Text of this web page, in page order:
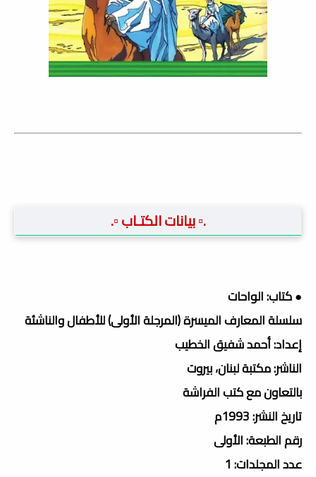
.▫️ بيانات الكتـاب ▫️.
● كتاب: الواحات
سلسلة المعارف الميسرة (المرجلة الأولى) للأطفال والناشئة
إعداد: أحمد شفيق الخطيب
الناشر: مكتبة لبنان، بيروت
بالتعاون مع كتب الفراشة
تاريخ النشر: 1993م
رقم الطبعة: الأولى
عدد المجلدات: 1